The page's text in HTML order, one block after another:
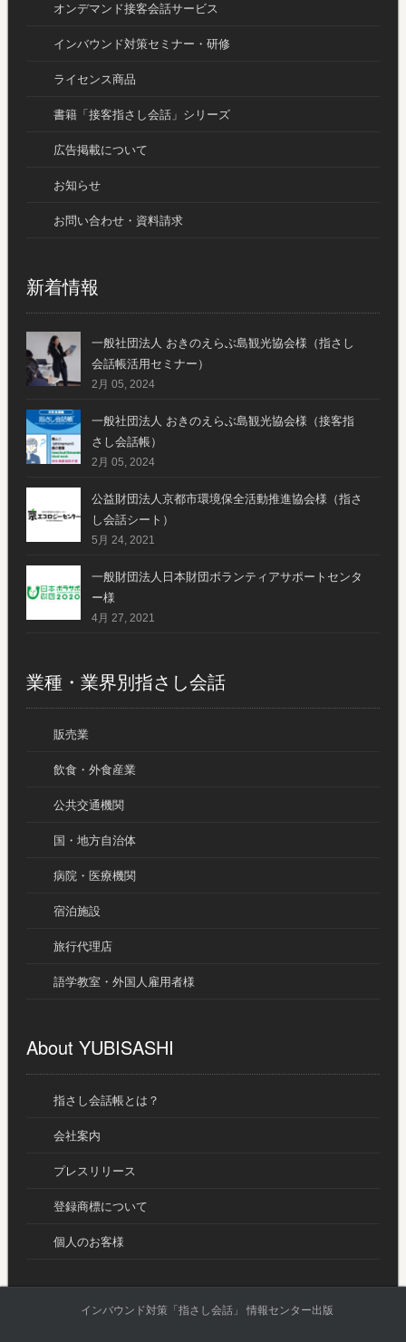
オンデマンド接客会話サービス
インバウンド対策セミナー・研修
ライセンス商品
書籍「接客指さし会話」シリーズ
広告掲載について
お知らせ
お問い合わせ・資料請求
新着情報
一般社団法人 おきのえらぶ島観光協会様（指さし
会話帳活用セミナー）
2月 05, 2024
一般社団法人 おきのえらぶ島観光協会様（接客指
さし会話帳）
2月 05, 2024
公益財団法人京都市環境保全活動推進協会様（指さ
し会話シート）
5月 24, 2021
一般財団法人日本財団ボランティアサポートセンタ
ー様
4月 27, 2021
業種・業界別指さし会話
販売業
飲食・外食産業
公共交通機関
国・地方自治体
病院・医療機関
宿泊施設
旅行代理店
語学教室・外国人雇用者様
About YUBISASHI
指さし会話帳とは？
会社案内
プレスリリース
登録商標について
個人のお客様
インバウンド対策「指さし会話」 情報センター出版